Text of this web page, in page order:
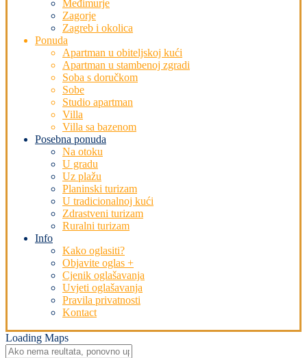
Međimurje
Zagorje
Zagreb i okolica
Ponuda
Apartman u obiteljskoj kući
Apartman u stambenoj zgradi
Soba s doručkom
Sobe
Studio apartman
Villa
Villa sa bazenom
Posebna ponuda
Na otoku
U gradu
Uz plažu
Planinski turizam
U tradicionalnoj kući
Zdrastveni turizam
Ruralni turizam
Info
Kako oglasiti?
Objavite oglas +
Cjenik oglašavanja
Uvjeti oglašavanja
Pravila privatnosti
Kontact
Loading Maps